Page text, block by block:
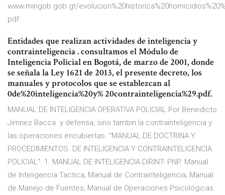
www.mingob.gob.gt/
pdf
Entidades que realizan actividades de inteligencia y
contrainteligencia . consultamos el Módulo de
Inteligencia Policial en Bogotá, de marzo de 2001, donde
se señala la Ley 1621 de 2013, el presente decreto, los
manuales y protocolos que se establezcan al
0de%20inteligencia%20y% 20contrainteligencia%29.pdf.
MANUAL DE INTELIGENCIA OPERATIVA POLICIAL Por Benedicto
Jimnez Bacca. y defensa, sino tambin la contrainteligencia y
las operaciones encubiertas. "MANUAL DE DOCTRINA Y
PROCEDIMIENTOS. DE INTELIGENCIA Y CONTRAINTELIGENCIA
POLICIAL". 1. MANUAL DE INTELIGENCIA DIRINT- PNP. Manual
de Inteligencia Tactica; Manual de Contrainteligencia; Manual
de Manejo de Fuentes; Manual de Operaciones Psicologicas.